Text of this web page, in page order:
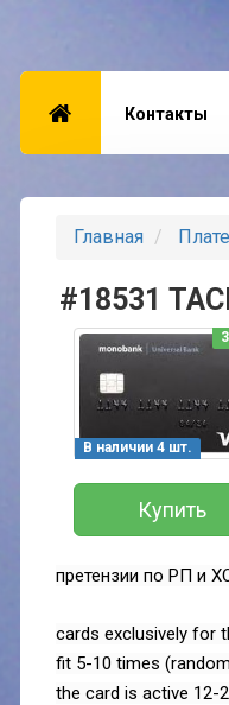
Контакты
Главная
#18531
В наличии 4 шт.
Купить
претензии по РП и
cards exclusively for
fit 5-10 times
the card is active 12-